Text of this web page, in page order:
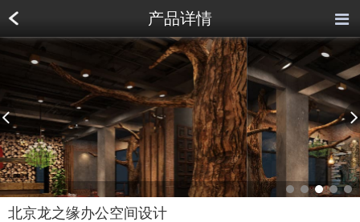
产品详情
北京龙之缘办公空间设计